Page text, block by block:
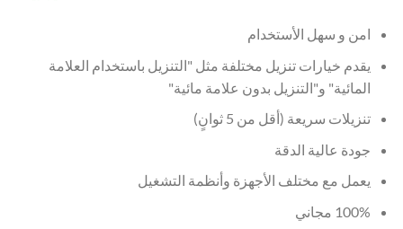
امن و سهل الأستخدام
يقدم خيارات تنزيل مختلفة مثل "التنزيل باستخدام العلامة
المائية" و"التنزيل بدون علامة مائية"
تنزيلات سريعة (أقل من 5 ثوانٍ)
جودة عالية الدقة
يعمل مع مختلف الأجهزة وأنظمة التشغيل
100% مجاني